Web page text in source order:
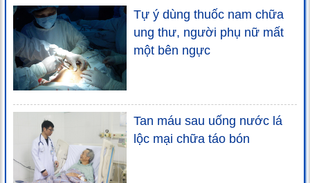
Tự ý dùng thuốc nam chữa
ung thư, người phụ nữ mất
một bên ngực
Tan máu sau uống nước lá
lộc mại chữa táo bón